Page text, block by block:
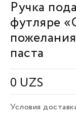
Ручка
футляре
паста
0 UZS
Условия